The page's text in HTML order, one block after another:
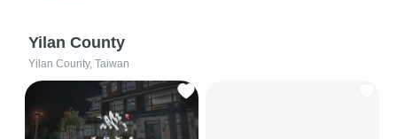
Yilan County
Yilan County, Taiwan